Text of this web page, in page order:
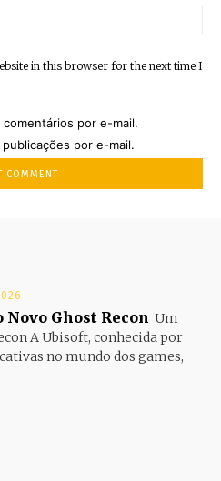
in this browser for the next time I
por e-mail.
por e-mail.
Ghost Recon Um
A Ubisoft, conhecida por
no mundo dos games,